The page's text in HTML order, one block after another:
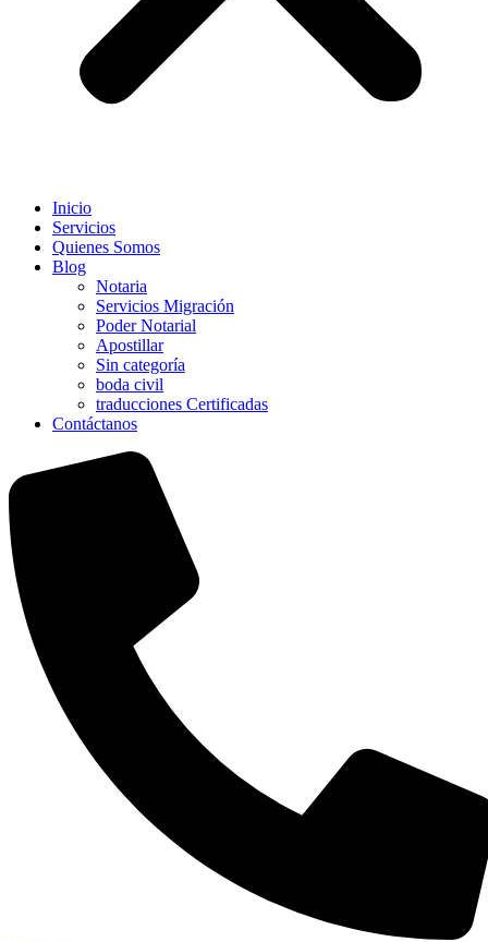
Inicio
Servicios
Quienes Somos
Blog
Notaria
Servicios Migración
Poder Notarial
Apostillar
Sin categoría
boda civil
traducciones Certificadas
Contáctanos